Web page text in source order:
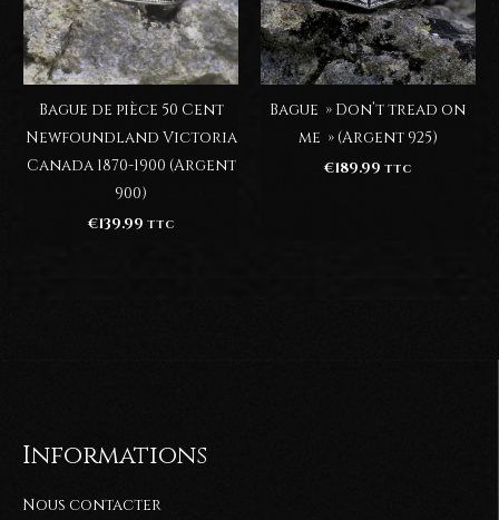
Bague de pièce 50 Cent
Newfoundland Victoria
Canada 1870-1900 (Argent
900)
€139.99 TTC
Bague » Don’t tread on
me » (Argent 925)
€189.99 TTC
Informations
Nous contacter